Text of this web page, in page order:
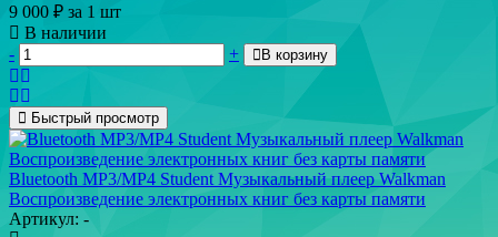
9 000 ₽ за 1 шт
В наличии
-
+ В корзину
Быстрый просмотр
Bluetooth MP3/MP4 Student Музыкальный плеер Walkman
Воспроизведение электронных книг без карты памяти
Артикул: -